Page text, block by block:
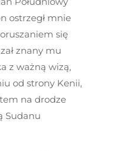
ostrzegł mnie
się
znany mu
z ważną wizą,
od strony Kenii,
na drodze
Sudanu